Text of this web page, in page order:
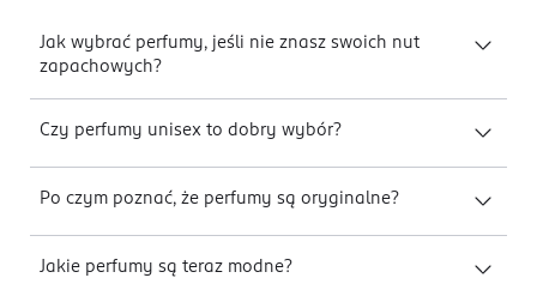
Jak wybrać perfumy, jeśli nie znasz swoich nut
zapachowych?
Czy perfumy unisex to dobry wybór?
Po czym poznać, że perfumy są oryginalne?
Jakie perfumy są teraz modne?